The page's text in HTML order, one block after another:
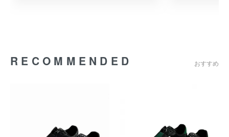
RECOMMENDED おすすめ